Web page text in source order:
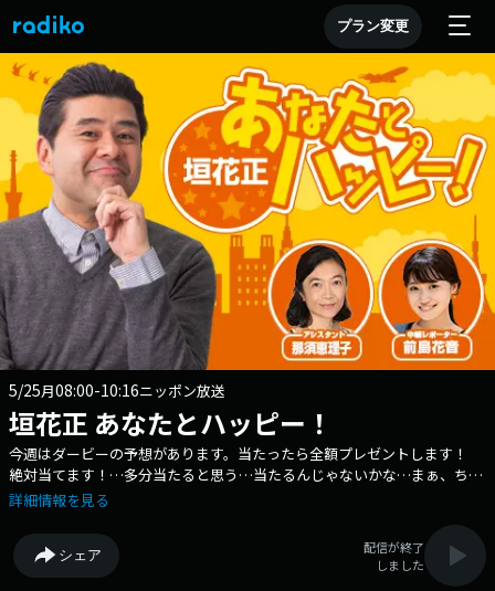
プラン変更
5/25月08:00-10:16ニッポン放送
垣花正 あなたとハッピー！
今週はダービーの予想があります。当たったら全額プレゼントします！
絶対当てます！…多分当たると思う…当たるんじゃないかな…まぁ、ちょ
っと覚悟はしておいて下さい。 ▼8時台 【きょうの聞き耳】 その日
スライン】 朝の話題をサクッとご紹介 ▼9:00 【9時の聞きドコ】 検
討中の補正予算について、数量政策学者の髙橋洋一さんが解説します。
▼9:40頃 【ゲストとハッピー】 渡辺真知子さん生登場 ▼10:30頃 【前
詳細情報を見る
シェア
配信が終了
しました